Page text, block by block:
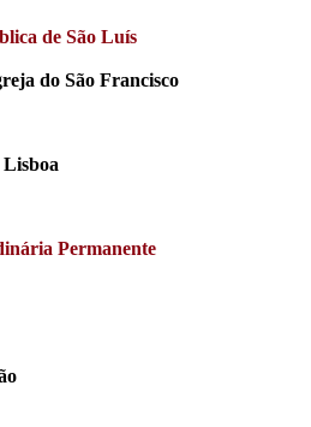
de São Luís
do São Francisco
Lisboa
Permanente